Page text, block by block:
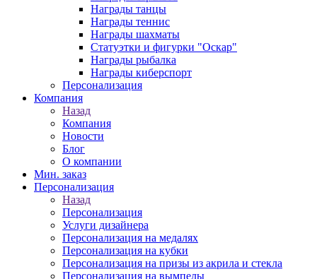
Награды танцы
Награды теннис
Награды шахматы
Статуэтки и фигурки "Оскар"
Награды рыбалка
Награды киберспорт
Персонализация
Компания
Назад
Компания
Новости
Блог
О компании
Мин. заказ
Персонализация
Назад
Персонализация
Услуги дизайнера
Персонализация на медалях
Персонализация на кубки
Персонализация на призы из акрила и стекла
Персонализация на вымпелы